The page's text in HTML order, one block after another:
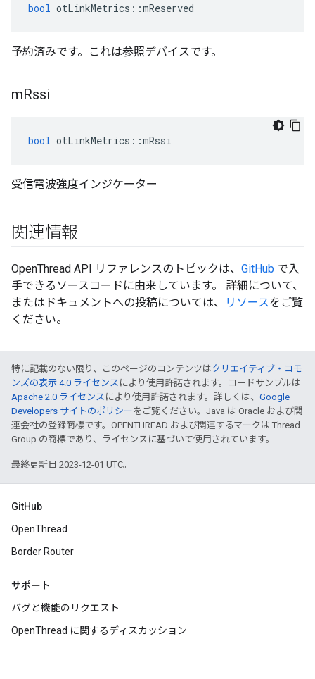
bool otLinkMetrics ::mReserved
予約済みです。これは参照デバイスです。
mRssi
bool otLinkMetrics ::mRssi
受信電波強度インジケーター
関連情報
OpenThread API リファレンスのトピックは、 GitHub で入
手できるソースコードに由来しています。 詳細について、
またはドキュメントへの投稿については、
リソースをご覧
ください。
特に記載のない限り、このページのコンテンツはクリエイティブ・コモ
ンズの表示 4.0 ライセンス により使用許諾されます。コードサンプルは
Apache 2.0 ライセンス により使用許諾されます。詳しくは、 Google
Developers サイトのポリシー をご覧ください。Java は Oracle および関
連会社の登録商標です。OPENTHREAD および関連するマークは Thread
Group の商標であり、ライセンスに基づいて使用されています。
最終更新日 2023-12-01 UTC。
GitHub
OpenThread
Border Router
サポート
バグと機能のリクエスト
OpenThread に関するディスカッション